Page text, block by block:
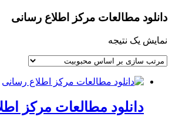
دانلود مطالعات مرکز اطلاع رسانی
نمایش یک نتیجه
دانلود مطالعات مرکز